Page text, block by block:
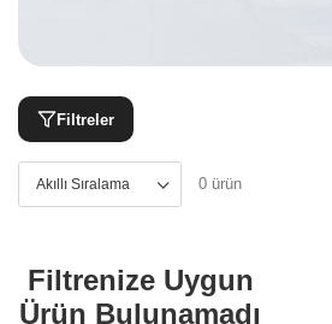
Filtreler
0 ürün